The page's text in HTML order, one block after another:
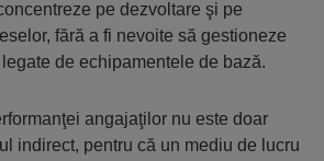
pe dezvoltare şi pe
fără a fi nevoite să gestioneze
de echipamentele de bază.
angajaţilor nu este doar
indirect, pentru că un mediu de lucru